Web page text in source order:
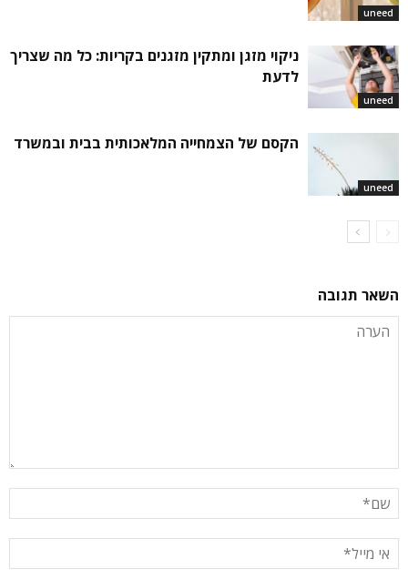
uneed
uneed
ניקוי מזגן ומתקין מזגנים בקריות: כל מה שצריך
לדעת
uneed
הקסם של הצמחייה המלאכותית בבית ובמשרד
השאר תגובה